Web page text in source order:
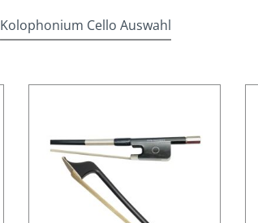
Kolophonium Cello Auswahl